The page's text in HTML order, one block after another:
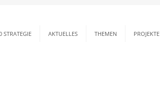
STRATEGIE AKTUELLES THEMEN PROJEKTE